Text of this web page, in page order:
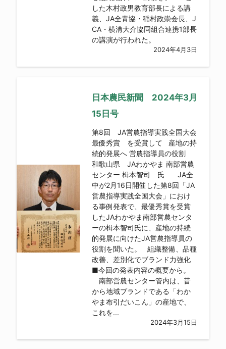
した木村政男教育部長による講
義、JA全青協・稲村政崇会長、J
CA・横溝大介協同組合連携1部長
の講演が行われた。
2024年4月3日
日本農民新聞 2024年3月
15日号
第8回 JA営農指導実践全国大会
最優秀賞 を受賞して 産地の持
続的発展へ 営農指導員の役割
和歌山県 JAわかやま 南部営農
センター 楫本智司 氏 JA全
中が2月16日開催した第8回「JA
営農指導実践全国大会」におけ
る事例発表で、最優秀賞を受賞
したJAわかやま南部営農センタ
ーの楫本智司氏に、産地の持続
的発展に向けたJA営農指導員の
役割を聞いた。 組織整備、品種
改善、差別化でブランド力強化
■今回の発表内容の概要から。
南部営農センター管内は、昔
から地域ブランドである「わか
やま布引だいこん」の産地で、
これを...
2024年3月15日